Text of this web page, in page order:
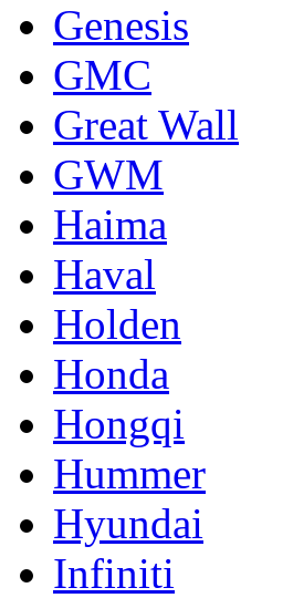
Genesis
GMC
Great Wall
GWM
Haima
Haval
Holden
Honda
Hongqi
Hummer
Hyundai
Infiniti